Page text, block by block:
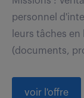
personnel
leurs tâches
(documents,
voir l'offre